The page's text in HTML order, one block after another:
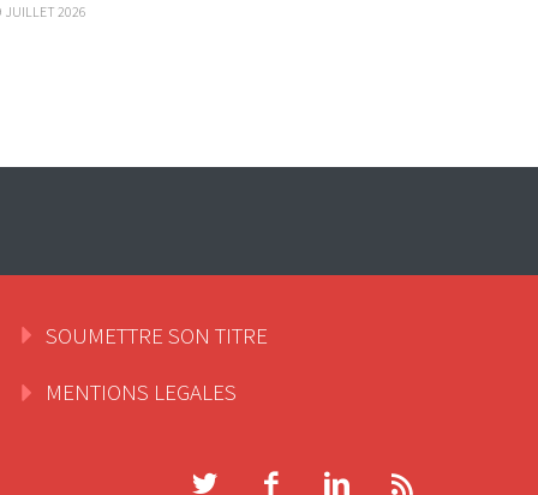
JUILLET 2026
SOUMETTRE SON TITRE
MENTIONS LEGALES